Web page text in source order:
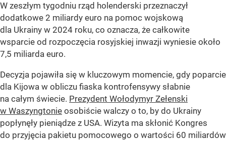
W zeszłym tygodniu rząd holenderski przeznaczył
dodatkowe 2 miliardy euro na pomoc wojskową
dla Ukrainy w 2024 roku, co oznacza, że całkowite
wsparcie od rozpoczęcia rosyjskiej inwazji wyniesie około
7,5 miliarda euro.
Decyzja pojawiła się w kluczowym momencie, gdy poparcie
dla Kijowa w obliczu fiaska kontrofensywy słabnie
na całym świecie. Prezydent Wołodymyr Zełenski
w Waszyngtonie osobiście walczy o to, by do Ukrainy
popłynęły pieniądze z USA. Wizyta ma skłonić Kongres
do przyjęcia pakietu pomocowego o wartości 60 miliardów